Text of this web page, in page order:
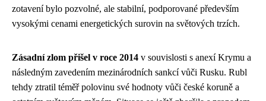
zotavení bylo pozvolné, ale stabilní, podporované především
vysokými cenami energetických surovin na světových trzích.
Zásadní zlom přišel v roce 2014 v souvislosti s anexí Krymu a
následným zavedením mezinárodních sankcí vůči Rusku. Rubl
tehdy ztratil téměř polovinu své hodnoty vůči české koruně a